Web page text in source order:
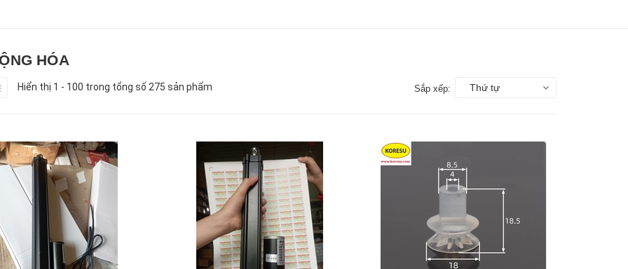
HÓA
Hiển thị 1 - 100 trong tổng số 275 sản phẩm Sắp xếp: Thứ tự